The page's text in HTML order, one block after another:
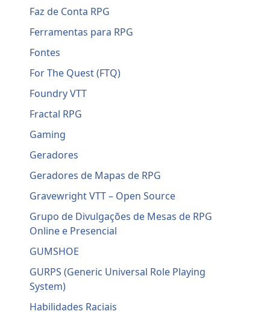
Faz de Conta RPG
Ferramentas para RPG
Fontes
For The Quest (FTQ)
Foundry VTT
Fractal RPG
Gaming
Geradores
Geradores de Mapas de RPG
Gravewright VTT – Open Source
Grupo de Divulgações de Mesas de RPG
Online e Presencial
GUMSHOE
GURPS (Generic Universal Role Playing
System)
Habilidades Raciais